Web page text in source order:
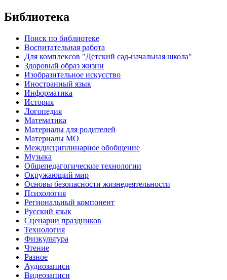
Библиотека
Поиск по библиотеке
Воспитательная работа
Для комплексов "Детский сад-начальная школа"
Здоровый образ жизни
Изобразительное искусство
Иностранный язык
Информатика
История
Логопедия
Математика
Материалы для родителей
Материалы МО
Междисциплинарное обобщение
Музыка
Общепедагогические технологии
Окружающий мир
Основы безопасности жизнедеятельности
Психология
Региональный компонент
Русский язык
Сценарии праздников
Технология
Физкультура
Чтение
Разное
Аудиозаписи
Видеозаписи